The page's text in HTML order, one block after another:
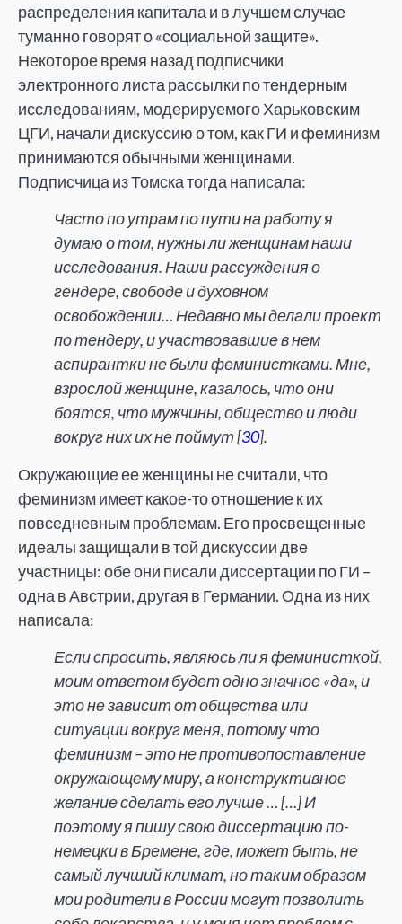
распределения капитала и в лучшем случае
туманно говорят о «соци­альной защите».
Некоторое время назад подписчики
электронного листа рассылки по тендерным
исследованиям, модерируемого Харьковским
ЦГИ, начали дискуссию о том, как ГИ и феминизм
принимаются обычными женщинами.
Подписчица из Томска тогда написала:
Часто по утрам по пути на работу я
думаю о том, нужны ли женщинам наши
исследования. Наши рассуждения о
гендере, свободе и духовном
освобождении… Недавно мы делали проект
по тендеру, и участвовавшие в нем
аспирантки не были феминистками. Мне,
взрослой женщине, казалось, что они
боятся, что мужчины, общество и люди
вокруг них их не поймут [30].
Окружающие ее женщины не считали, что
феминизм имеет какое-то отношение к их
повседневным проблемам. Его просвещенные
идеалы защищали в той дискуссии две
участницы: обе они писали диссертации по ГИ –
одна в Австрии, другая в Германии. Одна из них
написала:
Если спросить, являюсь ли я феминисткой,
моим ответом будет одно значное «да», и
это не зависит от общества или
ситуации вокруг меня, потому что
феминизм – это не противопоставление
окружающему миру, а конструктивное
желание сделать его лучше … […] И
поэтому я пишу свою диссертацию по-
немецки в Бремене, где, может быть, не
самый лучший климат, но таким образом
мои родители в России могут позволить